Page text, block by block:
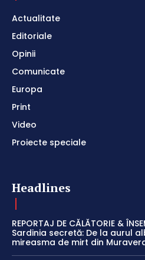
Actualitate
Editoriale
Opinii
Comunicate
Europa
Print
Video
Proiecte speciale
Headlines
REPORTAJ DE CĂLĂTORIE &
Sardinia secretă: De la aurul
mireasma de mirt din